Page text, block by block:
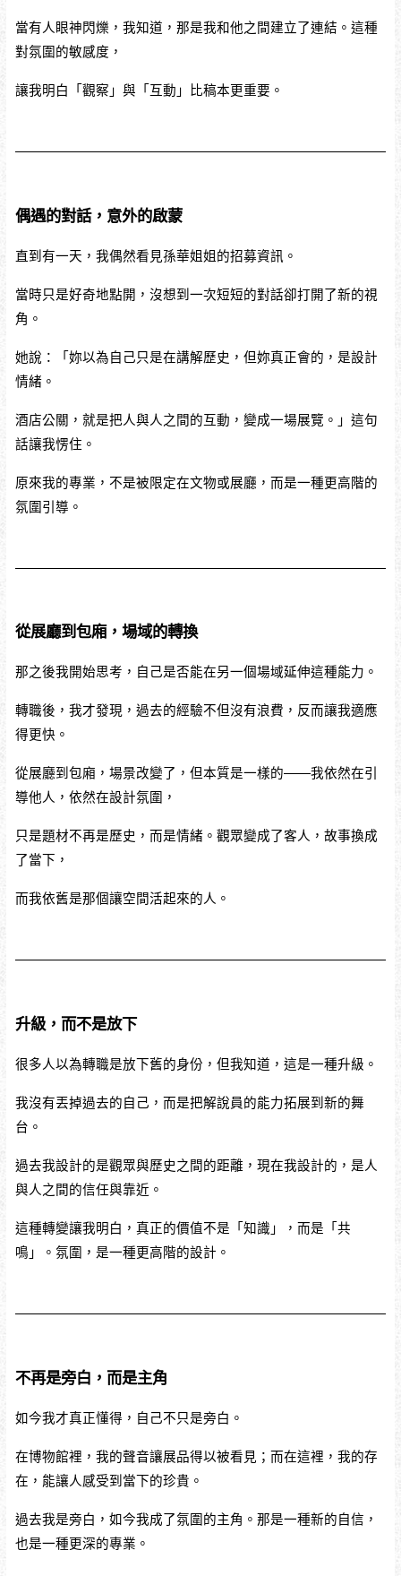
當有人眼神閃爍，我知道，那是我和他之間建立了連結。這種
對氛圍的敏感度，
讓我明白「觀察」與「互動」比稿本更重要。
偶遇的對話，意外的啟蒙
直到有一天，我偶然看見孫華姐姐的招募資訊。
當時只是好奇地點開，沒想到一次短短的對話卻打開了新的視
角。
她說：「妳以為自己只是在講解歷史，但妳真正會的，是設計
情緒。
酒店公關，就是把人與人之間的互動，變成一場展覽。」這句
話讓我愣住。
原來我的專業，不是被限定在文物或展廳，而是一種更高階的
氛圍引導。
從展廳到包廂，場域的轉換
那之後我開始思考，自己是否能在另一個場域延伸這種能力。
轉職後，我才發現，過去的經驗不但沒有浪費，反而讓我適應
得更快。
從展廳到包廂，場景改變了，但本質是一樣的——我依然在引
導他人，依然在設計氛圍，
只是題材不再是歷史，而是情緒。觀眾變成了客人，故事換成
了當下，
而我依舊是那個讓空間活起來的人。
升級，而不是放下
很多人以為轉職是放下舊的身份，但我知道，這是一種升級。
我沒有丟掉過去的自己，而是把解說員的能力拓展到新的舞
台。
過去我設計的是觀眾與歷史之間的距離，現在我設計的，是人
與人之間的信任與靠近。
這種轉變讓我明白，真正的價值不是「知識」，而是「共
鳴」。氛圍，是一種更高階的設計。
不再是旁白，而是主角
如今我才真正懂得，自己不只是旁白。
在博物館裡，我的聲音讓展品得以被看見；而在這裡，我的存
在，能讓人感受到當下的珍貴。
過去我是旁白，如今我成了氛圍的主角。那是一種新的自信，
也是一種更深的專業。